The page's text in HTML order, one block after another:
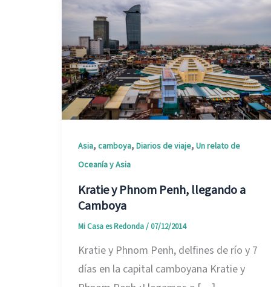
Asia,camboya,Diarios de viaje,Un relato de
Oceanía y Asia
Kratie y Phnom Penh, llegando a
Camboya
Mi Casa es Redonda/ 07/12/2014
Kratie y Phnom Penh, delfines de río y 7
días en la capital camboyana Kratie y